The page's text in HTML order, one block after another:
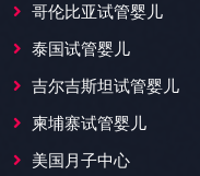
哥伦比亚试管婴儿
泰国试管婴儿
吉尔吉斯坦试管婴儿
柬埔寨试管婴儿
美国月子中心